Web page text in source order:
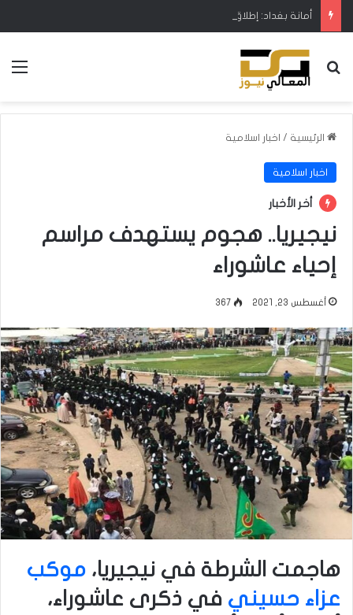
بحث عن
الرئيسية / اخبار اسلامية
اخبار اسلامية
أخر الأخبار
نيجيريا.. هجوم يستهدف مراسم
إحياء عاشوراء
أغسطس 23, 2021 367
هاجمت الشرطة في نيجيريا، موكب
عزاء حسيني في ذكرى عاشوراء،